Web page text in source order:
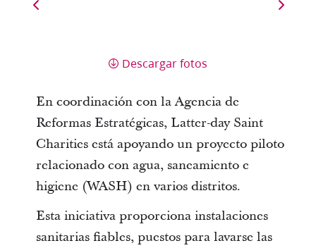
Descargar fotos
En coordinación con la Agencia de
Reformas Estratégicas, Latter-day Saint
Charities está apoyando un proyecto piloto
relacionado con agua, saneamiento e
higiene (WASH) en varios distritos.
Esta iniciativa proporciona instalaciones
sanitarias fiables, puestos para lavarse las